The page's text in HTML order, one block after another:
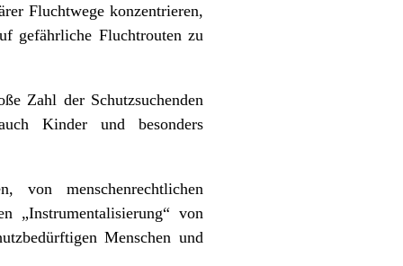
Fluchtwege konzentrieren,
gefährliche Fluchtrouten zu
Zahl der Schutzsuchenden
Kinder und besonders
von menschenrechtlichen
„Instrumentalisierung“ von
Menschen und